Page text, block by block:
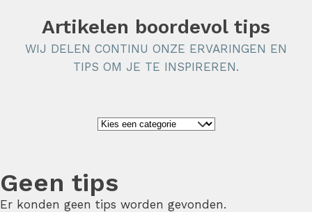
Artikelen boordevol tips
WIJ DELEN CONTINU ONZE ERVARINGEN EN
TIPS OM JE TE INSPIREREN.
Geen tips
Er konden geen tips worden gevonden.